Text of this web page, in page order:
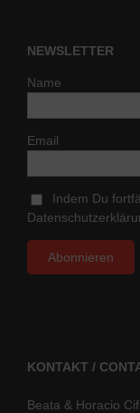
NEWSLETTER
Name
Email
Indem Du
KONTAKT /
Beata & Horacio